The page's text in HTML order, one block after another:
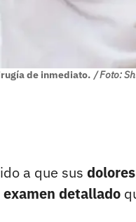
de inmediato. / Foto:
a que sus
examen detallado